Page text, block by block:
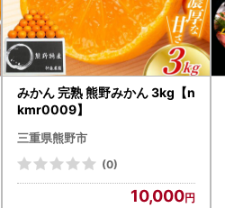
みかん 完熟 熊野みかん 3kg【n
kmr0009】
三重県熊野市
(0)
10,000